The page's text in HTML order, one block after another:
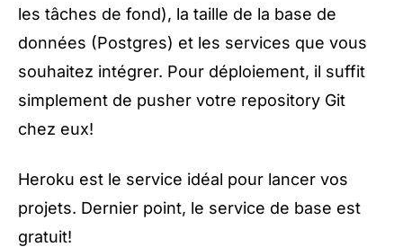
les tâches de fond), la taille de la base de
données (Postgres) et les services que vous
souhaitez intégrer. Pour déploiement, il suffit
simplement de pusher votre repository Git
chez eux!
Heroku est le service idéal pour lancer vos
projets. Dernier point, le service de base est
gratuit!